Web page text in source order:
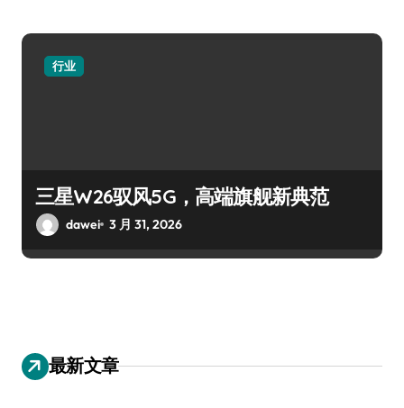
行业
三星W26驭风5G，高端旗舰新典范
dawei 3 月 31, 2026
最新文章